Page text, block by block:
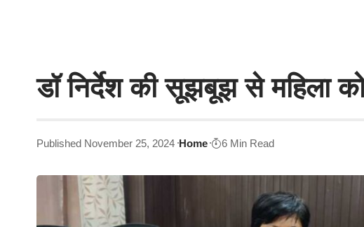
डॉ निर्देश की सूझबूझ से महिला
Published November 25, 2024 Home 6 Min Read